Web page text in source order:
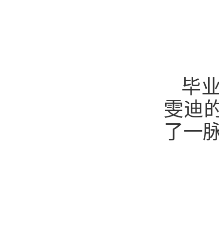
毕
雯迪
了一